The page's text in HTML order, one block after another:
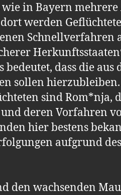
in Bayern
werden
Schnellverfahren
dass die
sollen hierzubleiben.
sind Rom*nja,
deren Vorfahren
hier bestens
aufgrund
den wachsenden